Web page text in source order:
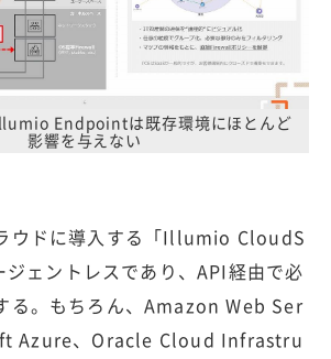
Endpointは既存環境にほとんど
影響を与えない
ウドに導入する「Illumio CloudS
ェントレスであり、API経由で必
る。もちろん、Amazon Web Ser
Azure、Oracle Cloud Infrastru